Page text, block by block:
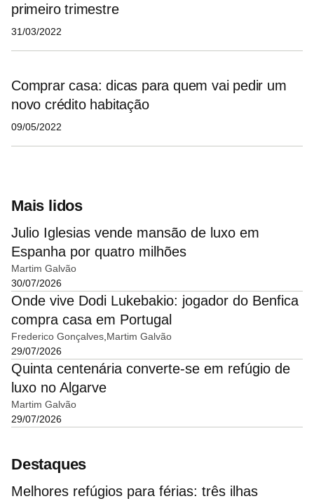
primeiro trimestre
31/03/2022
Comprar casa: dicas para quem vai pedir um
novo crédito habitação
09/05/2022
Mais lidos
Julio Iglesias vende mansão de luxo em
Espanha por quatro milhões
Martim Galvão
30/07/2026
Onde vive Dodi Lukebakio: jogador do Benfica
compra casa em Portugal
Frederico Gonçalves Martim Galvão
29/07/2026
Quinta centenária converte-se em refúgio de
luxo no Algarve
Martim Galvão
29/07/2026
Destaques
Melhores refúgios para férias: três ilhas